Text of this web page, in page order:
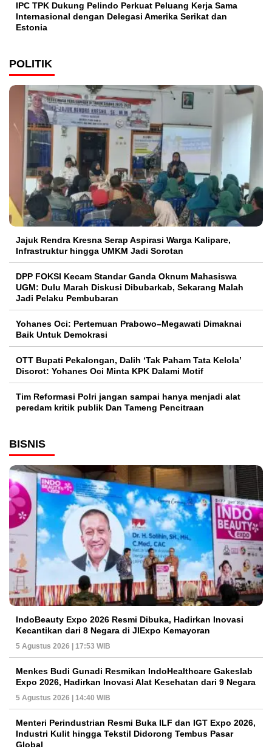
IPC TPK Dukung Pelindo Perkuat Peluang Kerja Sama
Internasional dengan Delegasi Amerika Serikat dan
Estonia
POLITIK
Jajuk Rendra Kresna Serap Aspirasi Warga Kalipare,
Infrastruktur hingga UMKM Jadi Sorotan
DPP FOKSI Kecam Standar Ganda Oknum Mahasiswa
UGM: Dulu Marah Diskusi Dibubarkab, Sekarang Malah
Jadi Pelaku Pembubaran
Yohanes Oci: Pertemuan Prabowo–Megawati Dimaknai
Baik Untuk Demokrasi
OTT Bupati Pekalongan, Dalih ‘Tak Paham Tata Kelola’
Disorot: Yohanes Oci Minta KPK Dalami Motif
Tim Reformasi Polri jangan sampai hanya menjadi alat
peredam kritik publik Dan Tameng Pencitraan
BISNIS
IndoBeauty Expo 2026 Resmi Dibuka, Hadirkan Inovasi
Kecantikan dari 8 Negara di JIExpo Kemayoran
5 Agustus 2026 | 17:53 WIB
Menkes Budi Gunadi Resmikan IndoHealthcare Gakeslab
Expo 2026, Hadirkan Inovasi Alat Kesehatan dari 9 Negara
5 Agustus 2026 | 14:40 WIB
Menteri Perindustrian Resmi Buka ILF dan IGT Expo 2026,
Industri Kulit hingga Tekstil Didorong Tembus Pasar
Global